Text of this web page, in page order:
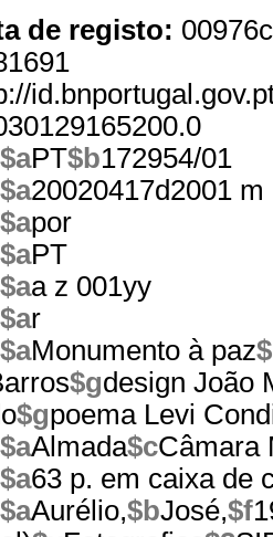
de registo:
$aPT$b172954/01
$a20020417d2001
$apor
$aPT
$aa z 001yy
$ar
$aMonumento à paz
$gdesign João
$gpoema Levi
$aAlmada$cCâmara
$a63 p. em caixa de
$aAurélio,$bJosé,$f